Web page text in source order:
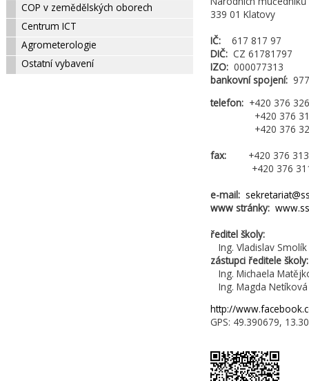
COP v zemědělských oborech
Centrum ICT
Agrometerologie
Ostatní vybavení
339 01 Klatovy
IČ: 617 817 97
DIČ: CZ 61781797
IZO: 000077313
bankovní spojení:
telefon: +420 376
+420 376 311
+420 376 326
fax: +420 376 313
+420 376 311
e-mail:
www stránky:
ředitel školy:
Ing. Vladislav Smolík
zástupci ředitele
Ing. Michaela
Ing. Magda
http://
GPS: 49.390679,